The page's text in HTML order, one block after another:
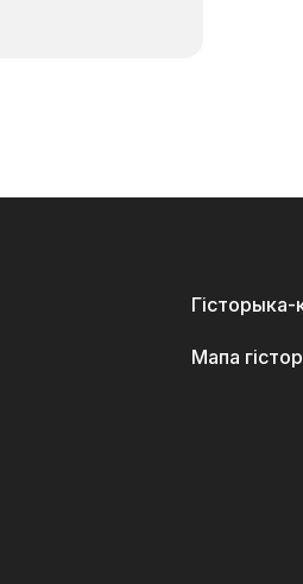
Гісторыка-
Мапа